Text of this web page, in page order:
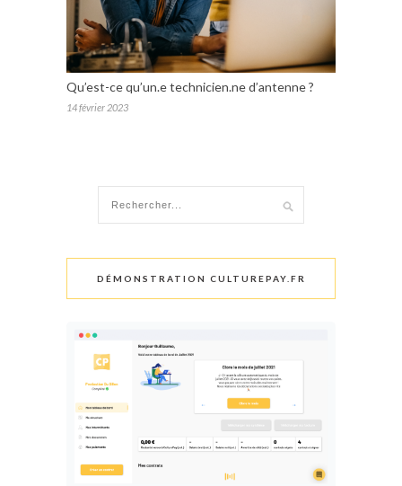
Qu’est-ce qu’un.e technicien.ne d’antenne ?
14 février 2023
DÉMONSTRATION CULTUREPAY.FR